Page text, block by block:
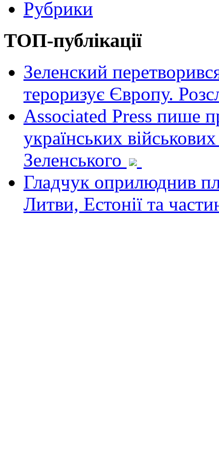
Рубрики
ТОП-публікації
Зеленский
тероризує Європу.
Associated Press пише
українських
Зеленського
Гладчук оприлюднив
Литви, Естонії та